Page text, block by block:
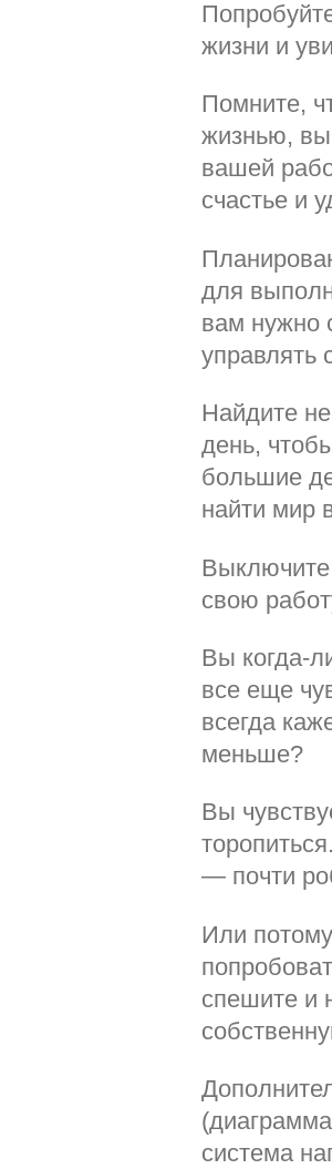
жизни и
Помните,
жизнью, вы
вашей
счастье и
для
вам нужно
управлять
Найдите
день,
большие
найти мир
свою
Вы когда-
все еще
всегда
меньше?
Вы
— почти
Или
спешите и
система